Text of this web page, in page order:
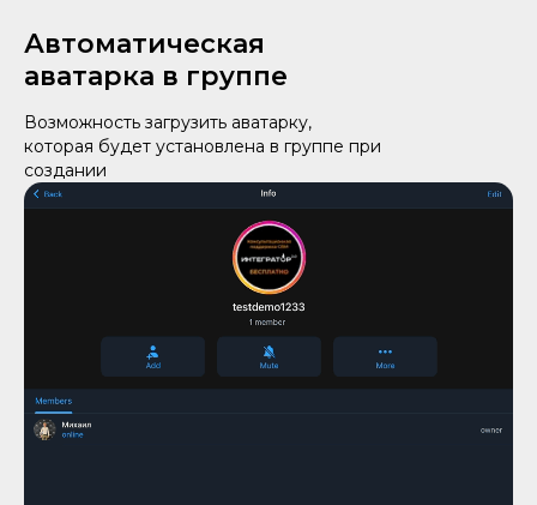
Автоматическая
аватарка в группе
Возможность загрузить аватарку,
которая будет установлена в группе при
создании